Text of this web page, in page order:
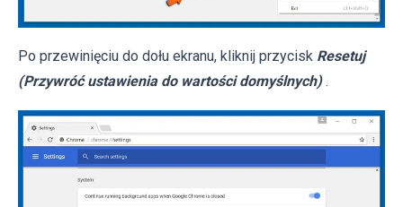
Po przewinięciu do dołu ekranu, kliknij przycisk Resetuj
(Przywróć ustawienia do wartości domyślnych) .